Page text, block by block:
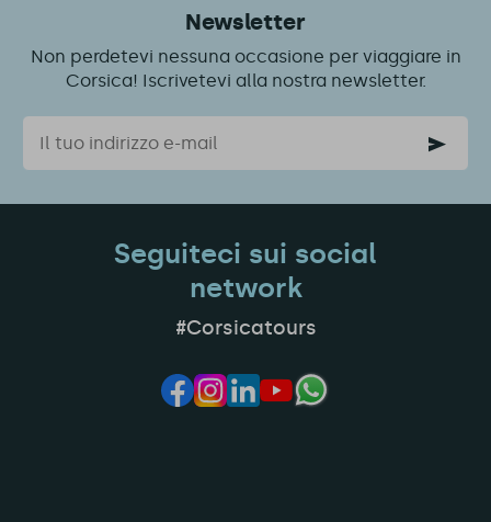
Newsletter
Non perdetevi nessuna occasione per viaggiare in
Corsica! Iscrivetevi alla nostra newsletter.
Email
Seguiteci sui social
network
#Corsicatours